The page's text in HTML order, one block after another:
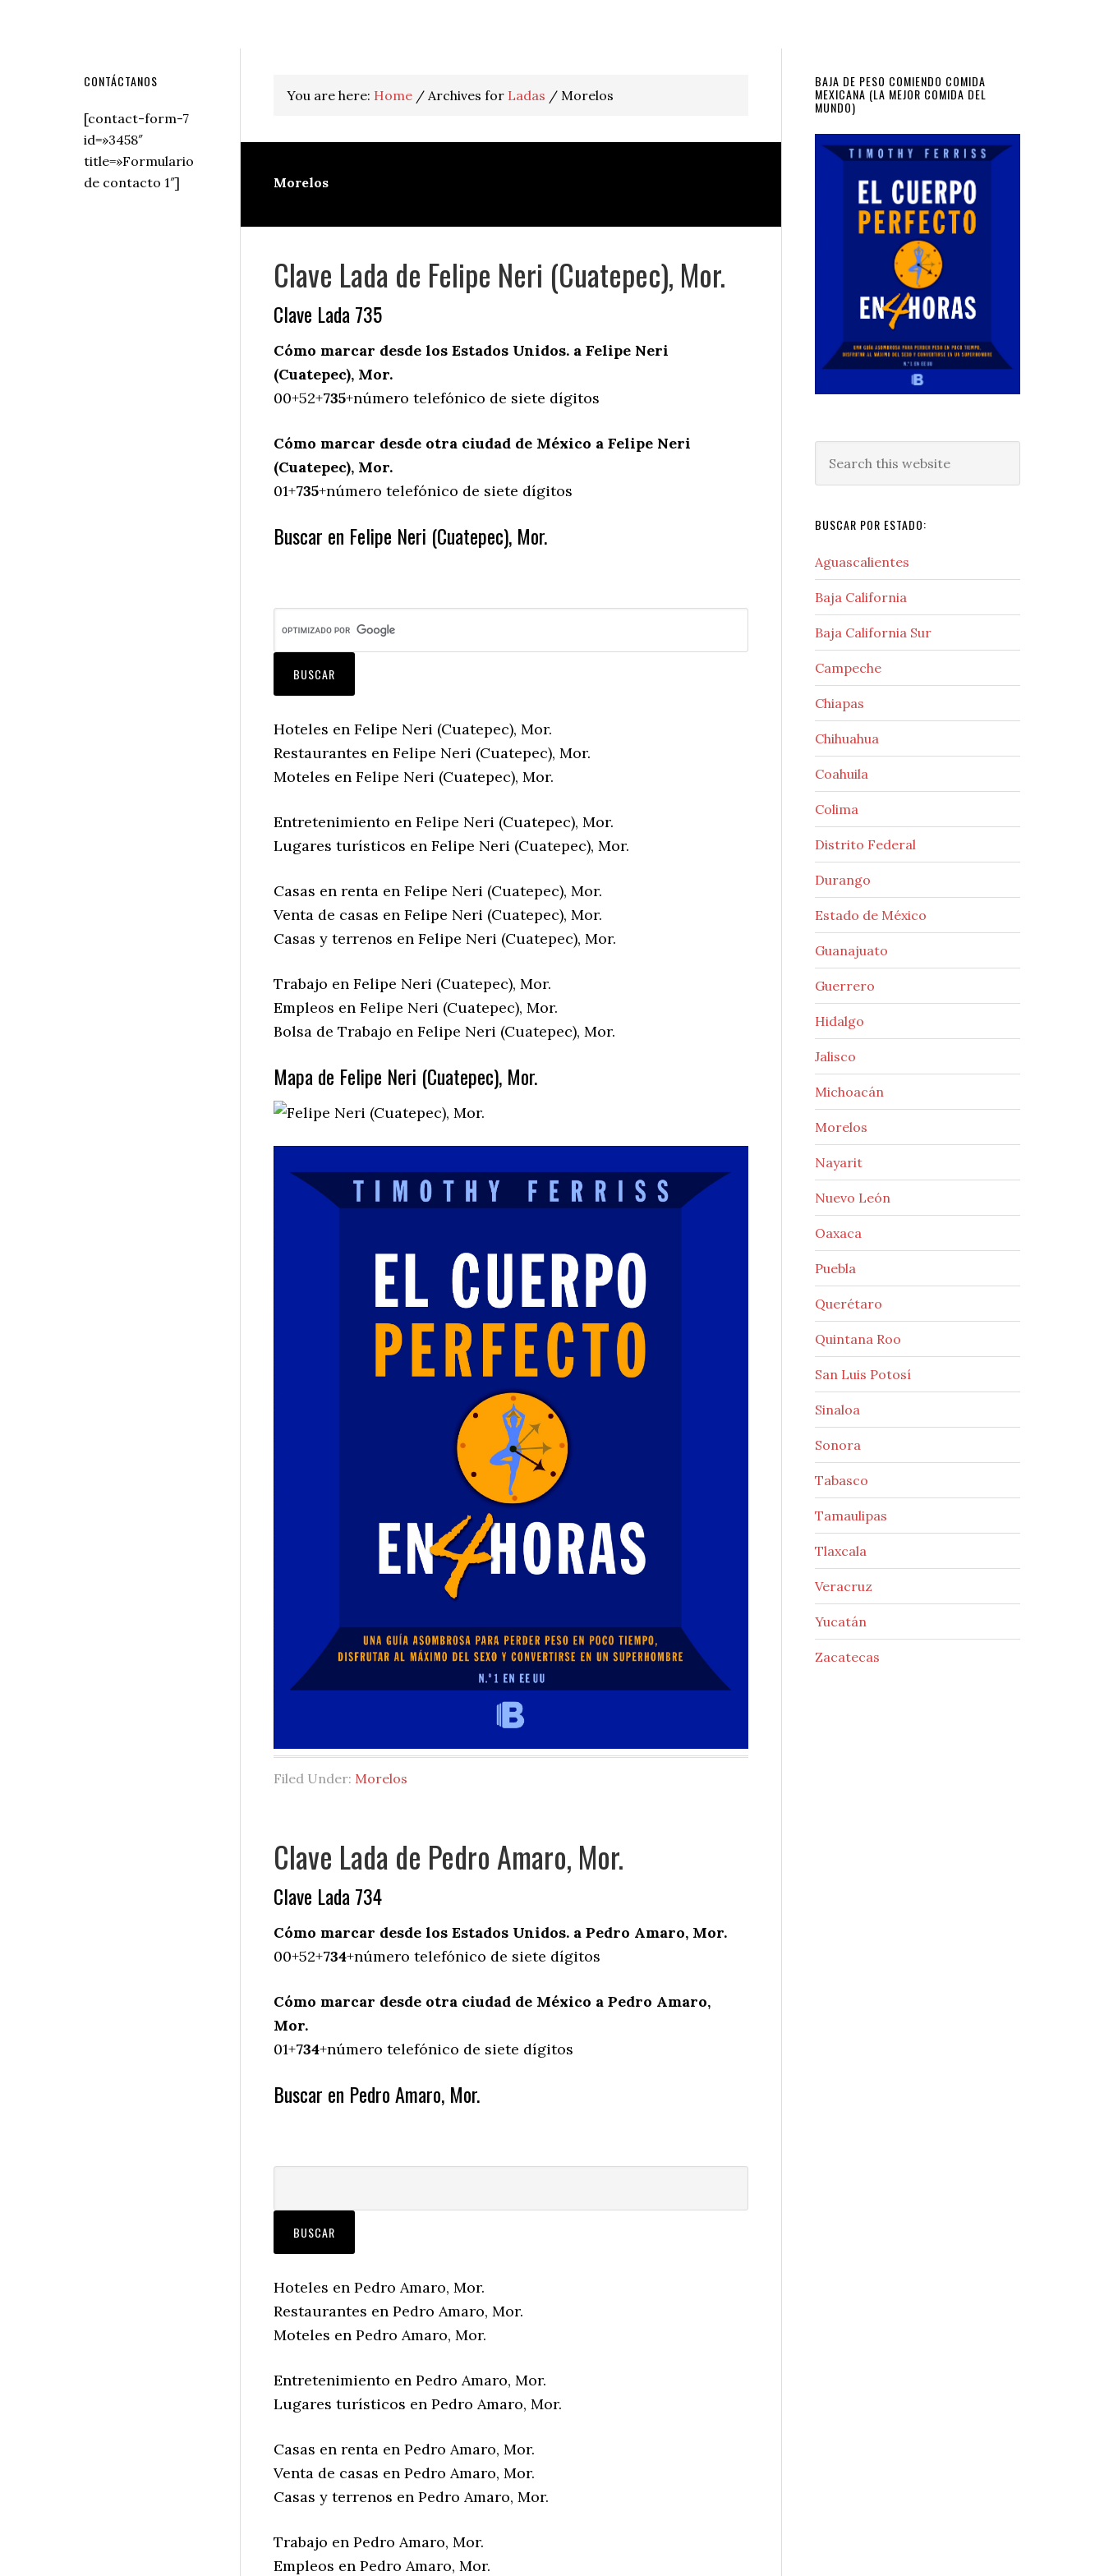
You are here: Home / Archives for Ladas / Morelos
Morelos
Clave Lada de Felipe Neri (Cuatepec), Mor.
Clave Lada 735
Cómo marcar desde los Estados Unidos. a Felipe Neri
(Cuatepec), Mor.
00+52+735+número telefónico de siete dígitos
Cómo marcar desde otra ciudad de México a Felipe Neri
(Cuatepec), Mor.
01+735+número telefónico de siete dígitos
Buscar en Felipe Neri (Cuatepec), Mor.
Hoteles en Felipe Neri (Cuatepec), Mor.
Restaurantes en Felipe Neri (Cuatepec), Mor.
Moteles en Felipe Neri (Cuatepec), Mor.
Entretenimiento en Felipe Neri (Cuatepec), Mor.
Lugares turísticos en Felipe Neri (Cuatepec), Mor.
Casas en renta en Felipe Neri (Cuatepec), Mor.
Venta de casas en Felipe Neri (Cuatepec), Mor.
Casas y terrenos en Felipe Neri (Cuatepec), Mor.
Trabajo en Felipe Neri (Cuatepec), Mor.
Empleos en Felipe Neri (Cuatepec), Mor.
Bolsa de Trabajo en Felipe Neri (Cuatepec), Mor.
Mapa de Felipe Neri (Cuatepec), Mor.
Filed Under: Morelos
Clave Lada de Pedro Amaro, Mor.
Clave Lada 734
Cómo marcar desde los Estados Unidos. a Pedro Amaro, Mor.
00+52+734+número telefónico de siete dígitos
Cómo marcar desde otra ciudad de México a Pedro Amaro,
Mor.
01+734+número telefónico de siete dígitos
Buscar en Pedro Amaro, Mor.
Hoteles en Pedro Amaro, Mor.
Restaurantes en Pedro Amaro, Mor.
Moteles en Pedro Amaro, Mor.
Entretenimiento en Pedro Amaro, Mor.
Lugares turísticos en Pedro Amaro, Mor.
Casas en renta en Pedro Amaro, Mor.
Venta de casas en Pedro Amaro, Mor.
Casas y terrenos en Pedro Amaro, Mor.
Trabajo en Pedro Amaro, Mor.
Empleos en Pedro Amaro, Mor.
Primary
Sidebar
BAJA DE PESO COMIENDO COMIDA
MEXICANA (LA MEJOR COMIDA DEL
MUNDO)
this
BUSCAR POR ESTADO:
Aguascalientes
Baja California
Baja California Sur
Campeche
Chiapas
Chihuahua
Coahuila
Colima
Distrito Federal
Durango
Estado de México
Guanajuato
Guerrero
Hidalgo
Jalisco
Michoacán
Morelos
Nayarit
Nuevo León
Oaxaca
Puebla
Querétaro
Quintana Roo
San Luis Potosí
Sinaloa
Sonora
Tabasco
Tamaulipas
Tlaxcala
Veracruz
Yucatán
Zacatecas
Secondary
Sidebar
CONTÁCTANOS
[contact-form-7
id=»3458″
title=»Formulario
de contacto 1″]